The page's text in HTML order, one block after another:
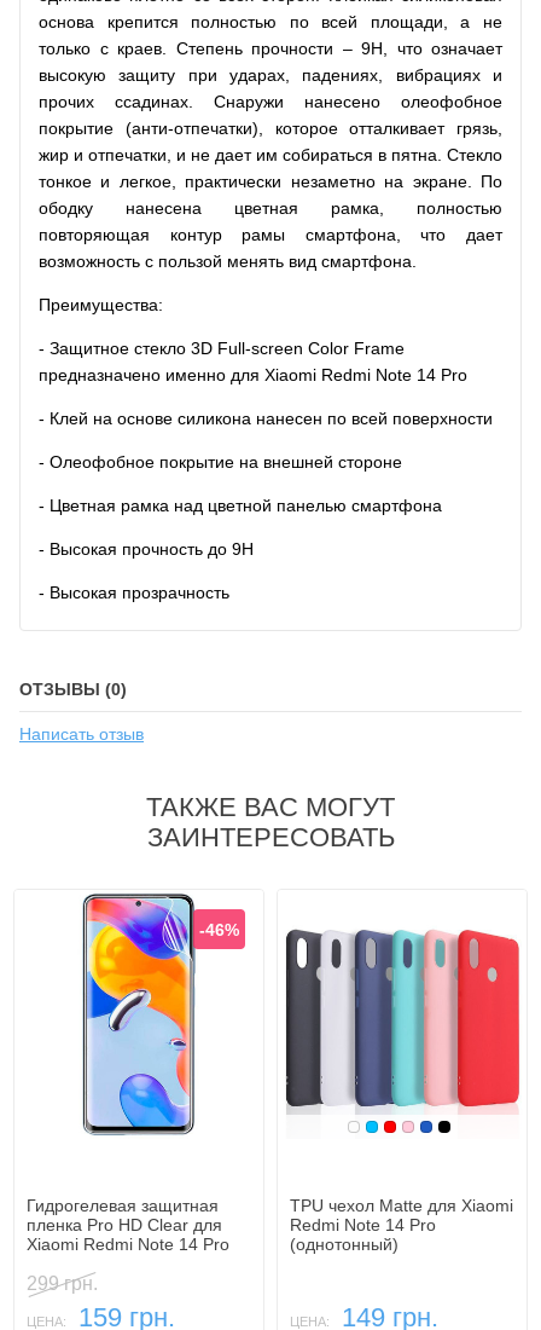
основа крепится полностью по всей площади, а не
только с краев. Степень прочности – 9H, что означает
высокую защиту при ударах, падениях, вибрациях и
прочих ссадинах. Снаружи нанесено олеофобное
покрытие (анти-отпечатки), которое отталкивает грязь,
жир и отпечатки, и не дает им собираться в пятна. Стекло
тонкое и легкое, практически незаметно на экране. По
ободку нанесена цветная рамка, полностью
повторяющая контур рамы смартфона, что дает
возможность с пользой менять вид смартфона.
Преимущества:
- Защитное стекло 3D Full-screen Color Frame
предназначено именно для Xiaomi Redmi Note 14 Pro
- Клей на основе силикона нанесен по всей поверхности
- Олеофобное покрытие на внешней стороне
- Цветная рамка над цветной панелью смартфона
- Высокая прочность до 9H
- Высокая прозрачность
ОТЗЫВЫ (0)
Написать отзыв
ТАКЖЕ ВАС МОГУТ
ЗАИНТЕРЕСОВАТЬ
-46%
Гидрогелевая защитная
пленка Pro HD Clear для
Xiaomi Redmi Note 14 Pro
299 грн.
ЦЕНА: 159 грн.
Белый
Голубой
Красный
Розовый
Синий,
Черный
TPU чехол Matte для Xiaomi
Redmi Note 14 Pro
(однотонный)
ЦЕНА: 149 грн.